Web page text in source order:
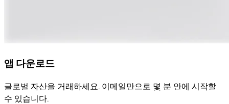
앱 다운로드
글로벌 자산을 거래하세요. 이메일만으로 몇 분 안에 시작할
수 있습니다.